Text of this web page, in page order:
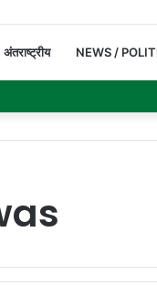
अंतराष्ट्रीय NEWS /